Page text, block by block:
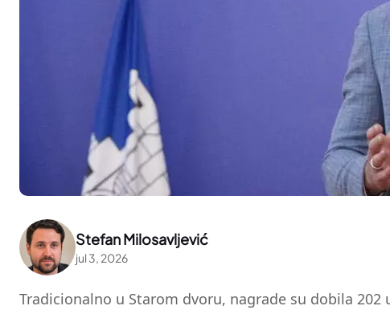
Stefan Milosavljević
jul 3, 2026
Tradicionalno u Starom dvoru, nagrade su dobila